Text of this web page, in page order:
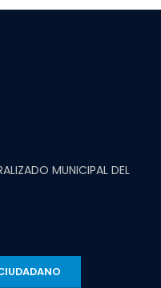
MUNICIPAL DEL